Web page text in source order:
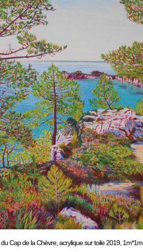
Cap de la Chèvre, acrylique sur toile 2019, 1m*1m.